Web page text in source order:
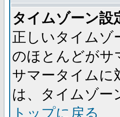
タイムゾーン設
正しいタイムゾ
のほとんどがサ
サマータイムに
は、タイムゾー
トップに戻る